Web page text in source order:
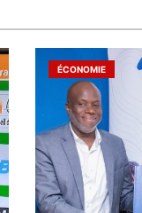
ÉCONOMIE